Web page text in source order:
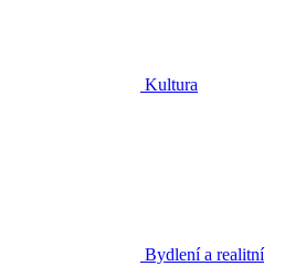
Kultura
Bydlení a realitní